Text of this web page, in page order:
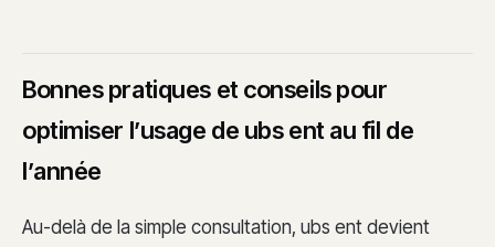
Bonnes pratiques et conseils pour
optimiser l’usage de ubs ent au fil de
l’année
Au-delà de la simple consultation, ubs ent devient